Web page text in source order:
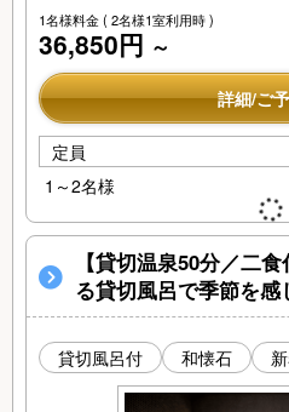
1名様料金( 2名様1室利用時 )
36,850円 ～
詳細/ご
定員
1～2名様
【貸切温泉50分／二
る貸切風呂で季節を感
貸切風呂付 和懐石